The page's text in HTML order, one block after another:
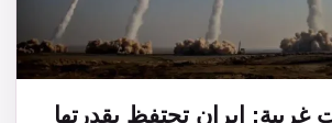
إيران تحتفظ بقدرتها